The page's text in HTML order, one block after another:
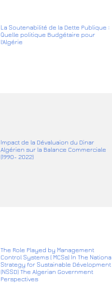
La Soutenabilité de la Dette Publique :
Quelle politique Budgétaire pour
l'Algérie
Impact de la Dévaluaion du Dinar
Algérien sur la Balance Commerciale
(1990- 2022)
The Role Played by Management
Control Systems ( MCSs) In The
Strategy for Sustainable Dévelopment
(NSSD) The Algerian Government
Perspectives